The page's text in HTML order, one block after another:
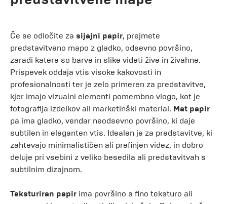
Če se odločite za sijajni papir, prejmete
predstavitveno mapo z gladko, odsevno površino,
zaradi katere so barve in slike videti žive in živahne.
Prispevek oddaja vtis visoke kakovosti in
profesionalnosti ter je zelo primeren za predstavitve,
kjer imajo vizualni elementi pomembno vlogo, kot je
fotografija izdelkov ali marketinški material. Mat papir
pa ima gladko, vendar neodsevno površino, ki daje
subtilen in eleganten vtis. Idealen je za predstavitve, ki
zahtevajo minimalističen ali prefinjen videz, in dobro
deluje pri vsebini z veliko besedila ali predstavitvah s
subtilnim dizajnom.
Teksturiran papir ima površino s fino teksturo ali